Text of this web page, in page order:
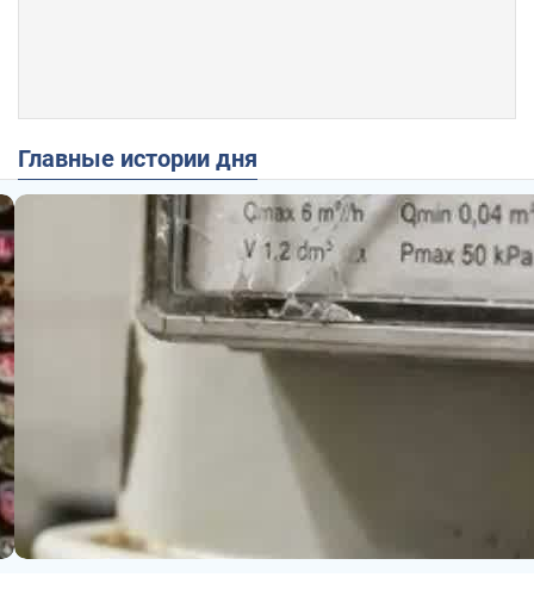
Главные истории дня